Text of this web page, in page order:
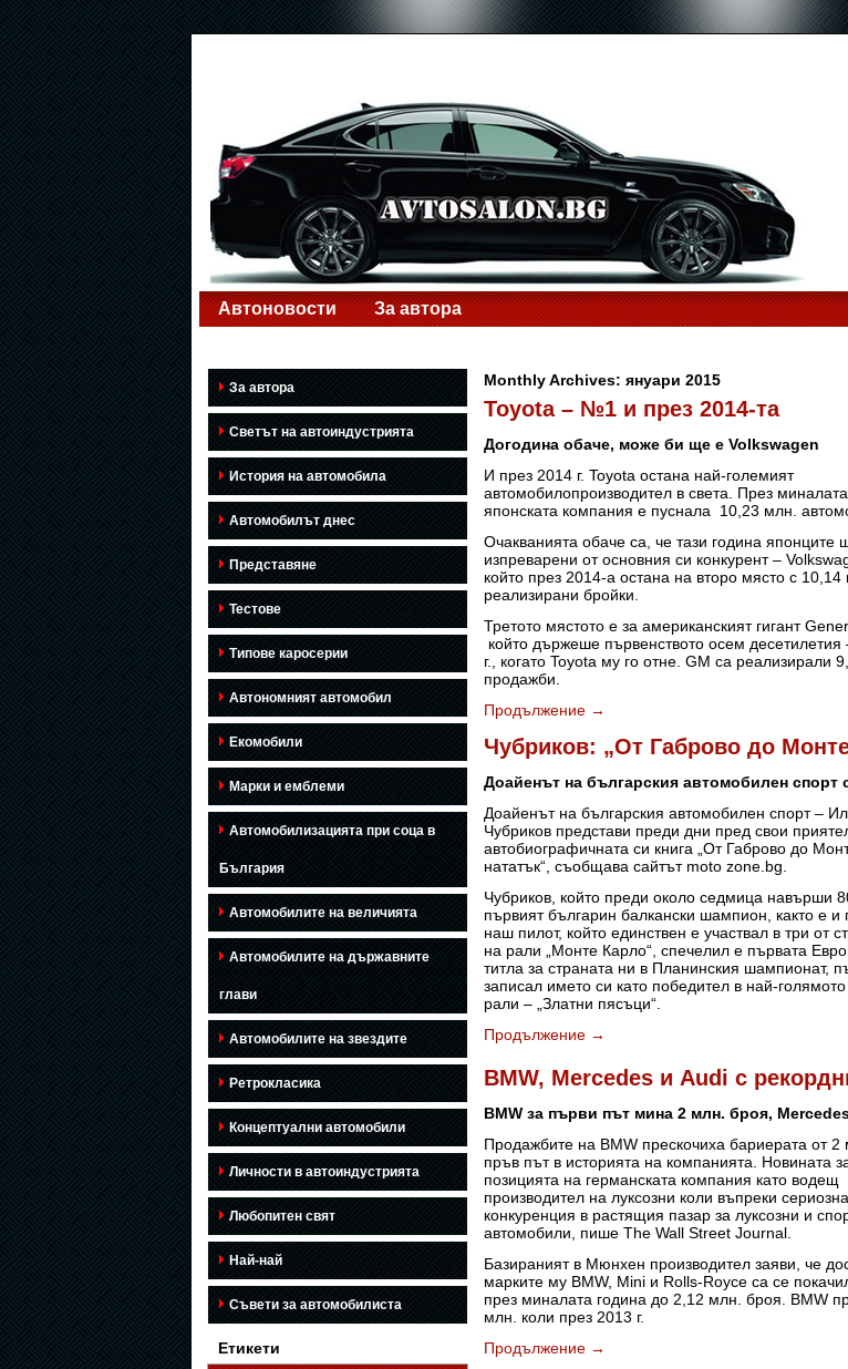
Автоновости За автора
За автора
Светът на автоиндустрията
История на автомобила
Автомобилът днес
Представяне
Тестове
Типове каросерии
Автономният автомобил
Екомобили
Марки и емблеми
Автомобилизацията при соца в
България
Автомобилите на величията
Автомобилите на държавните
глави
Автомобилите на звездите
Ретрокласика
Концептуални автомобили
Личности в автоиндустрията
Любопитен свят
Най-най
Съвети за автомобилиста
Етикети
Monthly Archives: януари 2015
Toyota – №1 и през 2014-та
Догодина обаче, може би ще е Volkswagen
И през 2014 г. Toyota остана най-големият
автомобилопроизводител в света. През
японската компания е пуснала 10,23 млн.
Очакванията обаче са, че тази година японците
изпреварени от основния си конкурент –
който през 2014-а остана на второ място с 10,14
реализирани бройки.
Третото мястото е за американският гигант
който държеше първенството осем десетилетия
г., когато Toyota му го отне. GM са реализирали
продажби.
Продължение →
Чубриков: „От Габрово до
Доайенът на българския автомобилен спорт
Доайенът на българския автомобилен спорт –
Чубриков представи преди дни пред свои
автобиографичната си книга „От Габрово до
нататък“, съобщава сайтът moto zone.bg.
Чубриков, който преди около седмица навърши
първият българин балкански шампион, както е и
наш пилот, който единствен е участвал в три от
на рали „Монте Карло“, спечелил е първата
титла за страната ни в Планинския шампионат,
записал името си като победител в най-
рали – „Златни пясъци“.
Продължение →
BMW, Mercedes и Audi с
BMW за първи път мина 2 млн. броя,
Продажбите на BMW прескочиха бариерата от 2
пръв път в историята на компанията. Новината
позицията на германската компания като водещ
производител на луксозни коли въпреки
конкуренция в растящия пазар за луксозни и
автомобили, пише The Wall Street Journal.
Базираният в Мюнхен производител заяви, че
марките му BMW, Mini и Rolls-Royce са се
през миналата година до 2,12 млн. броя. BMW
млн. коли през 2013 г.
Продължение →